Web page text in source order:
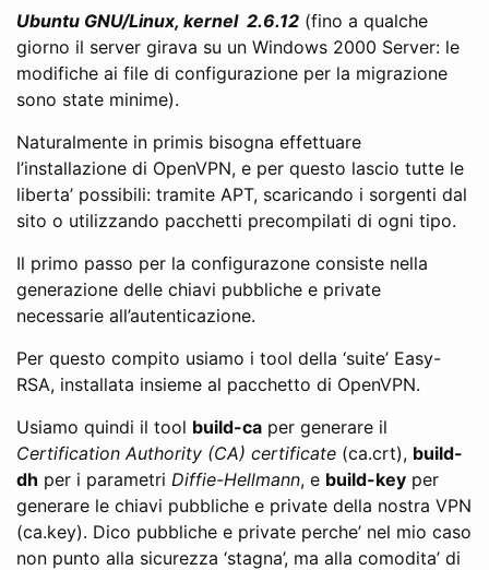
Ubuntu GNU/Linux, kernel 2.6.12 (fino a qualche
giorno il server girava su un Windows 2000 Server: le
modifiche ai file di configurazione per la migrazione
sono state minime).
Naturalmente in primis bisogna effettuare
l’installazione di OpenVPN, e per questo lascio tutte le
liberta’ possibili: tramite APT, scaricando i sorgenti dal
sito o utilizzando pacchetti precompilati di ogni tipo.
Il primo passo per la configurazone consiste nella
generazione delle chiavi pubbliche e private
necessarie all’autenticazione.
Per questo compito usiamo i tool della ‘suite’ Easy-
RSA, installata insieme al pacchetto di OpenVPN.
Usiamo quindi il tool build-ca per generare il
Certification Authority (CA) certificate (ca.crt), build-
dh per i parametri Diffie-Hellmann, e build-key per
generare le chiavi pubbliche e private della nostra VPN
(ca.key). Dico pubbliche e private perche’ nel mio caso
non punto alla sicurezza ‘stagna’, ma alla comodita’ di